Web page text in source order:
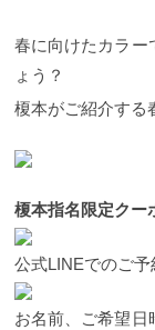
春に向けたカラー
ょう？
榎本がご紹介する
榎本指名限定クー
公式LINEでのご予
お名前、ご希望日